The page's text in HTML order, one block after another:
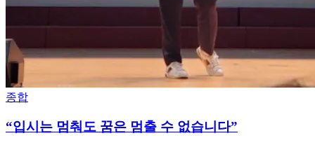
종합
“입시는 멈춰도 꿈은 멈출 수 없습니다”